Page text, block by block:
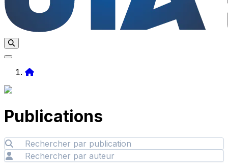
Publications